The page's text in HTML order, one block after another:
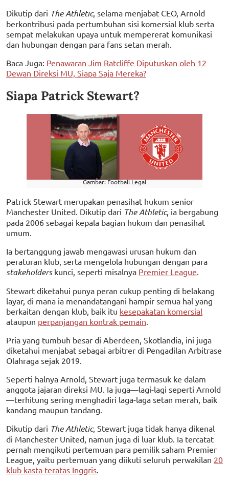
Dikutip dari The Athletic, selama menjabat CEO, Arnold
berkontribusi pada pertumbuhan sisi komersial klub serta
sempat melakukan upaya untuk mempererat komunikasi
dan hubungan dengan para fans setan merah.
Baca Juga: Penawaran Jim Ratcliffe Diputuskan oleh 12
Dewan Direksi MU, Siapa Saja Mereka?
Siapa Patrick Stewart?
Gambar: Football Legal
Patrick Stewart merupakan penasihat hukum senior
Manchester United. Dikutip dari The Athletic, ia bergabung
pada 2006 sebagai kepala bagian hukum dan penasihat
umum.
Ia bertanggung jawab mengawasi urusan hukum dan
peraturan klub, serta mengelola hubungan dengan para
stakeholderskunci, seperti misalnya Premier League
Stewart diketahui punya peran cukup penting di belakang
layar, di mana ia menandatangani hampir semua hal yang
berkaitan dengan klub, baik itu kesepakatan komersial
ataupun perpanjangan kontrak pemain
Pria yang tumbuh besar di Aberdeen, Skotlandia, ini juga
diketahui menjabat sebagai arbitrer di Pengadilan Arbitrase
Olahraga sejak 2019.
Seperti halnya Arnold, Stewart juga termasuk ke dalam
anggota jajaran direksi MU. Ia juga—lagi-lagi seperti Arnold
—terhitung sering menghadiri laga-laga setan merah, baik
kandang maupun tandang.
Dikutip dari The Athletic, Stewart juga tidak hanya dikenal
di Manchester United, namun juga di luar klub. Ia tercatat
pernah mengikuti pertemuan para pemilik saham Premier
League, yaitu pertemuan yang diikuti seluruh perwakilan 20
klub kasta teratas Inggris